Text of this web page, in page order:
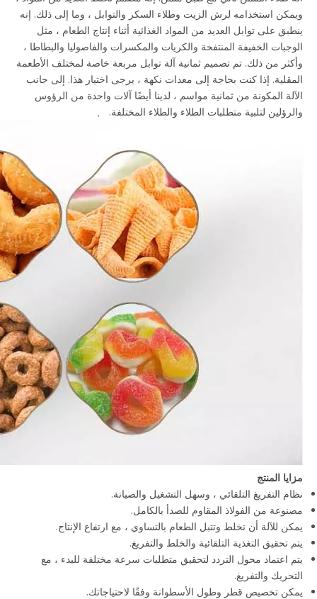
ويمكن استخدامه لرش الزيت وطلاء السكر والتوابل ، وما إلى ذلك. إنه
ينطبق على توابل العديد من المواد الغذائية أثناء إنتاج الطعام ، مثل
الوجبات الخفيفة المنتفخة والكريات والمكسرات والفاصوليا والبطاطا ،
وأكثر من ذلك. تم تصميم ثمانية آلة توابل مربعة خاصة لمختلف الأطعمة
المقلية. إذا كنت بحاجة إلى معدات نكهة ، يرجى اختيار هذا. إلى جانب
الآلة المكونة من ثمانية مواسم ، لدينا أيضًا آلات واحدة من الرؤوس
والرؤلين لتلبية متطلبات الطلاء والطلاء المختلفة. 、
مزايا المنتج
نظام التفريغ التلقائي ، وسهل التشغيل والصيانة.
مصنوعة من الفولاذ المقاوم للصدأ بالكامل.
يمكن للآلة أن تخلط وتتبل الطعام بالتساوي ، مع ارتفاع الإنتاج.
يتم تحقيق التغذية التلقائية والخلط والتفريغ.
يتم اعتماد محول التردد لتحقيق متطلبات سرعة مختلفة للبدء ، مع
التحريك والتفريغ.
يمكن تخصيص قطر وطول الأسطوانة وفقًا لاحتياجاتك.